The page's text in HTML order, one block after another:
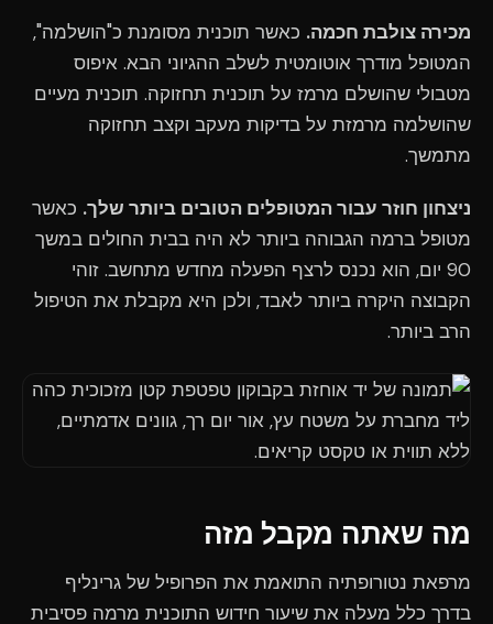
מכירה צולבת חכמה. כאשר תוכנית מסומנת כ"הושלמה",
המטופל מודרך אוטומטית לשלב ההגיוני הבא. איפוס
מטבולי שהושלם מרמז על תוכנית תחזוקה. תוכנית מעיים
שהושלמה מרמזת על בדיקות מעקב וקצב תחזוקה
מתמשך.
ניצחון חוזר עבור המטופלים הטובים ביותר שלך. כאשר
מטופל ברמה הגבוהה ביותר לא היה בבית החולים במשך
90 יום, הוא נכנס לרצף הפעלה מחדש מתחשב. זוהי
הקבוצה היקרה ביותר לאבד, ולכן היא מקבלת את הטיפול
הרב ביותר.
מה שאתה מקבל מזה
מרפאת נטורופתיה התואמת את הפרופיל של גרינליף
בדרך כלל מעלה את שיעור חידוש התוכנית מרמה פסיבית